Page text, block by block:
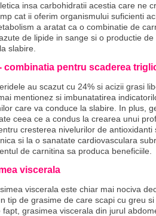
insa carbohidratii acestia care ne
cat ii oferim organismului suficienti
a aratat ca o combinatie de
de lipide in sange si o productie
slabire.
combinatia pentru scaderea
au scazut cu 24% si acizii grasi
mentionez si imbunatatirea
care va conduce la slabire. In plus,
ceea ce a condus la crearea unui
cresterea nivelurilor de
si la o sanatate cardiovasculara
de carnitina sa produca beneficiile.
viscerala
viscerala este chiar mai nociva
tip de grasime de care scapi cu greu
grasimea viscerala din jurul